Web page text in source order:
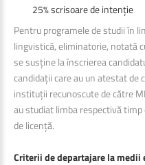
25% scrisoare de intenție
Pentru programele de studii în
lingvistică, eliminatorie, notată
se susține la înscrierea
candidații care au un atestat
instituții recunoscute de către
au studiat limba respectivă
de licență.
Criterii de departajare la medii